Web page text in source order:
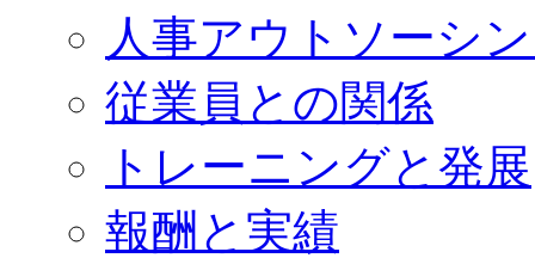
人事アウトソーシ
従業員との関係
トレーニングと発展
報酬と実績